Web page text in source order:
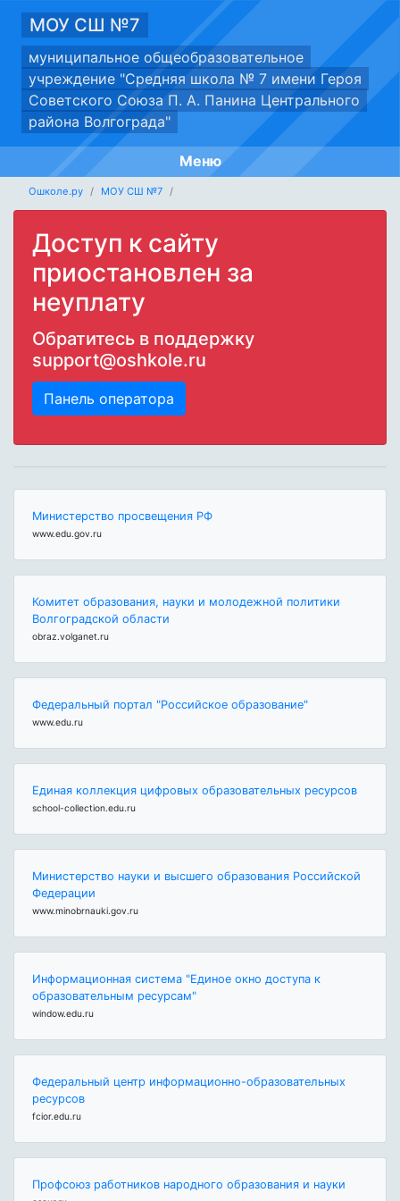
МОУ СШ №7
муниципальное общеобразовательное
учреждение "Средняя школа № 7 имени Героя
Советского Союза П. А. Панина Центрального
района Волгограда"
Меню
Ошколе.ру МОУ СШ №7
Доступ к сайту
приостановлен за
неуплату
Обратитесь в поддержку
support@oshkole.ru
Панель оператора
Министерство просвещения РФ
www.edu.gov.ru
Комитет образования, науки и молодежной политики
Волгоградской области
obraz.volganet.ru
Федеральный портал "Российское образование"
www.edu.ru
Единая коллекция цифровых образовательных ресурсов
school-collection.edu.ru
Министерство науки и высшего образования Российской
Федерации
www.minobrnauki.gov.ru
Информационная система "Единое окно доступа к
образовательным ресурсам"
window.edu.ru
Федеральный центр информационно-образовательных
ресурсов
fcior.edu.ru
Профсоюз работников народного образования и науки